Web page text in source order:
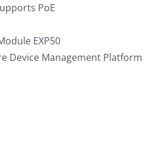
PoE
EXP50
Device Management Platform